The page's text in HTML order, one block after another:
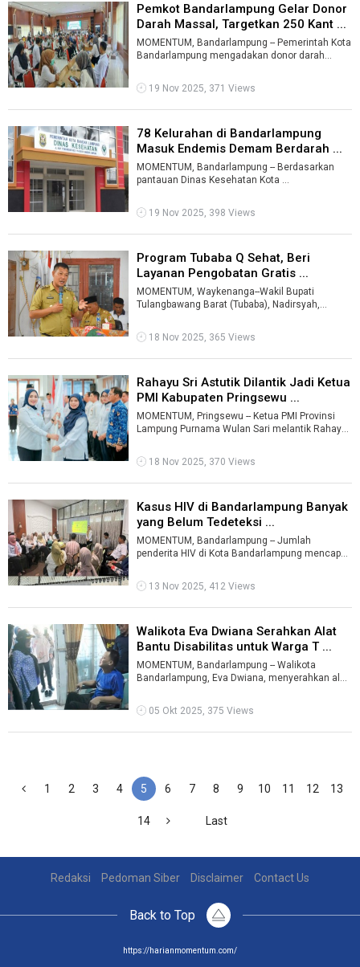
Pemkot Bandarlampung Gelar Donor
Darah Massal, Targetkan 250 Kant ...
MOMENTUM, Bandarlampung -- Pemerintah Kota
Bandarlampung mengadakan donor darah
Kesehat ...
19 Nov 2025, 371 Views
78 Kelurahan di Bandarlampung
Masuk Endemis Demam Berdarah ...
MOMENTUM, Bandarlampung -- Berdasarkan
pantauan Dinas Kesehatan Kota
Bandarlampung masuk ...
19 Nov 2025, 398 Views
Program Tubaba Q Sehat, Beri
Layanan Pengobatan Gratis ...
MOMENTUM, Waykenanga--Wakil Bupati
Tulangbawang Barat (Tubaba), Nadirsyah,
gratis m ...
18 Nov 2025, 365 Views
Rahayu Sri Astutik Dilantik Jadi Ketua
PMI Kabupaten Pringsewu ...
MOMENTUM, Pringsewu -- Ketua PMI Provinsi
Lampung Purnama Wulan Sari melantik Rahayu
18 Nov 2025, 370 Views
Kasus HIV di Bandarlampung Banyak
yang Belum Tedeteksi ...
MOMENTUM, Bandarlampung -- Jumlah
penderita HIV di Kota Bandarlampung mencapai
Nam ...
13 Nov 2025, 412 Views
Walikota Eva Dwiana Serahkan Alat
Bantu Disabilitas untuk Warga T ...
MOMENTUM, Bandarlampung -- Walikota
Bandarlampung, Eva Dwiana, menyerahkan alat
membutuhk ...
05 Okt 2025, 375 Views
1 2 3 4 5 6 7 8 9 10 11 12 13
14 Last
Redaksi Pedoman Siber Disclaimer Contact Us
Back to Top
https://harianmomentum.com/